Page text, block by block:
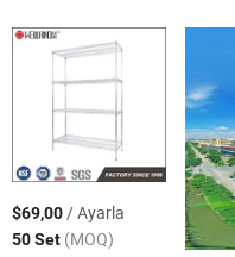
$69,00/ Ayarla
50 Set (MOQ)